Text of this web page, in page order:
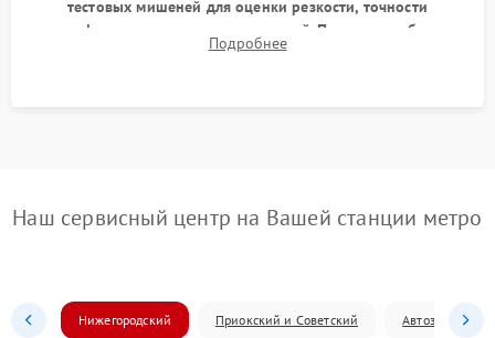
тестовых мишеней для оценки резкости, точности
автофокуса и отсутствия искажений. Проверка работы
диафрагмы на закрытых значениях и тестирование
Подробнее
Наш сервисный центр на Вашей станции метро
Нижегородский Приокский и Советский Автозаводский